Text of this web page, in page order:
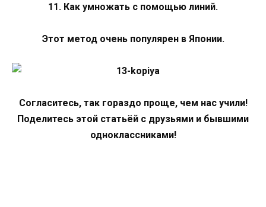
11. Как умножать с помощью линий.
Этот метод очень популярен в Японии.
Согласитесь, так гораздо проще, чем нас учили!
Поделитесь этой статьёй с друзьями и бывшими
одноклассниками!